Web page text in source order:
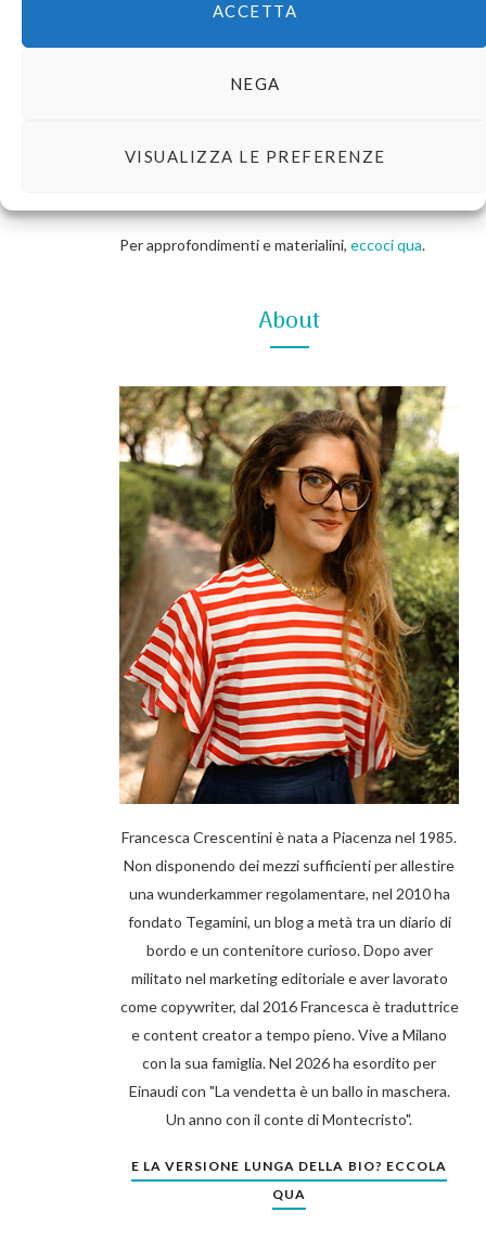
ACCETTA
NEGA
VISUALIZZA LE PREFERENZE
Per approfondimenti e materialini, eccoci qua.
About
Francesca Crescentini è nata a Piacenza nel 1985.
Non disponendo dei mezzi sufficienti per allestire
una wunderkammer regolamentare, nel 2010 ha
fondato Tegamini, un blog a metà tra un diario di
bordo e un contenitore curioso. Dopo aver
militato nel marketing editoriale e aver lavorato
come copywriter, dal 2016 Francesca è traduttrice
e content creator a tempo pieno. Vive a Milano
con la sua famiglia. Nel 2026 ha esordito per
Einaudi con "La vendetta è un ballo in maschera.
Un anno con il conte di Montecristo".
E LA VERSIONE LUNGA DELLA BIO? ECCOLA
QUA